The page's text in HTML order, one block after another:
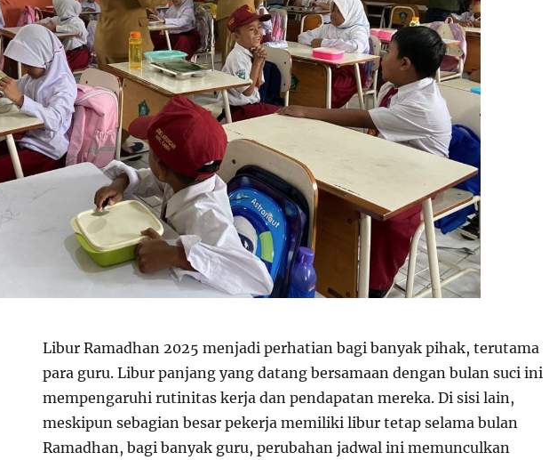
Libur Ramadhan 2025 menjadi perhatian bagi banyak pihak, terutama
para guru. Libur panjang yang datang bersamaan dengan bulan suci ini
mempengaruhi rutinitas kerja dan pendapatan mereka. Di sisi lain,
meskipun sebagian besar pekerja memiliki libur tetap selama bulan
Ramadhan, bagi banyak guru, perubahan jadwal ini memunculkan